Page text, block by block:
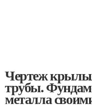
Чертеж
трубы.
металла